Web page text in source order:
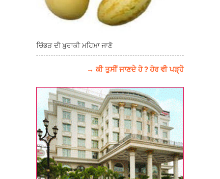
ਚਿੱਭੜ ਦੀ ਖ਼ੁਰਾਕੀ ਮਹਿਮਾ ਜਾਣੋ
→ ਕੀ ਤੁਸੀਂ ਜਾਣਦੇ ਹੋ ? ਹੋਰ ਵੀ ਪੜ੍ਹੋ